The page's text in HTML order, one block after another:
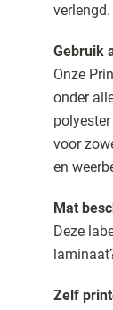
verlengd.
Gebruik
Onze
onder
voor
en
Mat
Deze
Zelf